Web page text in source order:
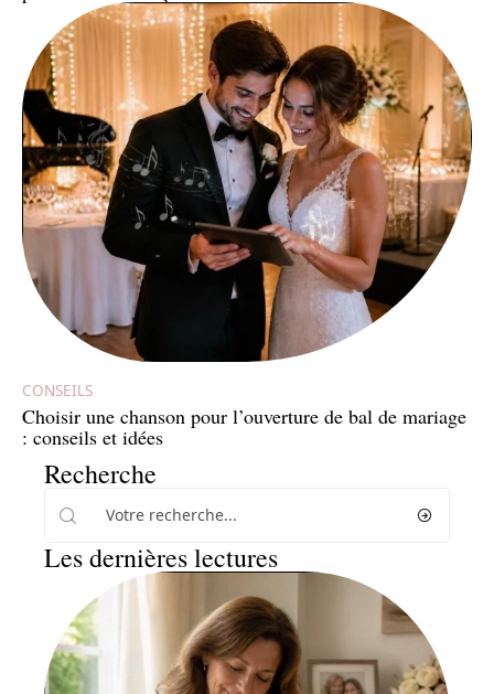
CONSEILS
Choisir une chanson pour l’ouverture de bal de mariage
: conseils et idées
Recherche
Les dernières lectures